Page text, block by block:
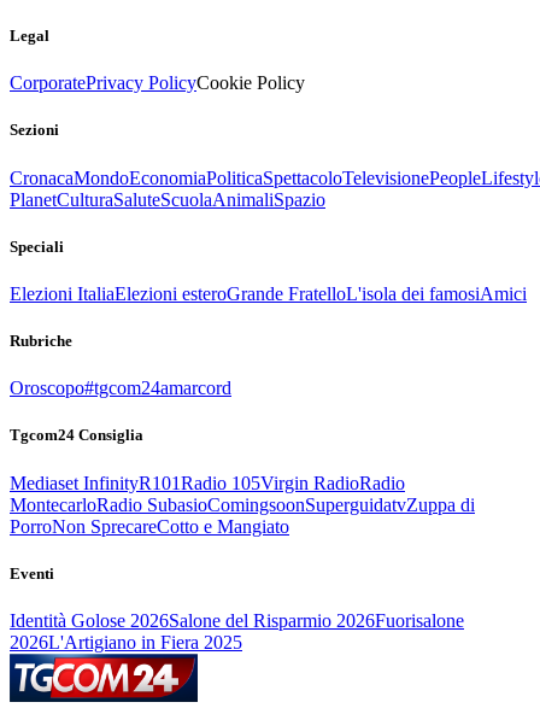
Legal
CorporatePrivacy PolicyCookie Policy
Sezioni
CronacaMondoEconomiaPoliticaSpettacoloTelevisionePeople
PlanetCulturaSaluteScuolaAnimaliSpazio
Speciali
Elezioni ItaliaElezioni esteroGrande FratelloL'isola dei famosiAmici
Rubriche
Oroscopo#tgcom24amarcord
Tgcom24 Consiglia
Mediaset InfinityR101Radio 105Virgin RadioRadio
MontecarloRadio SubasioComingsoonSuperguidatvZuppa di
PorroNon SprecareCotto e Mangiato
Eventi
Identità Golose 2026Salone del Risparmio 2026Fuorisalone
2026L'Artigiano in Fiera 2025